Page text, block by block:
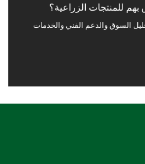
للمنتجات الزراعية؟
السوق والدعم الفني والخدمات